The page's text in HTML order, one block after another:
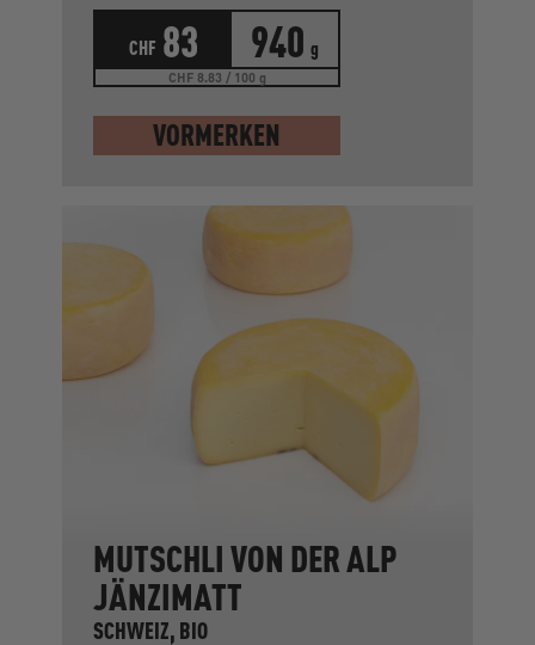
CHF 83 940 g
CHF 8.83 / 100 g
VORMERKEN
MUTSCHLI VON DER ALP
JÄNZIMATT
SCHWEIZ, BIO